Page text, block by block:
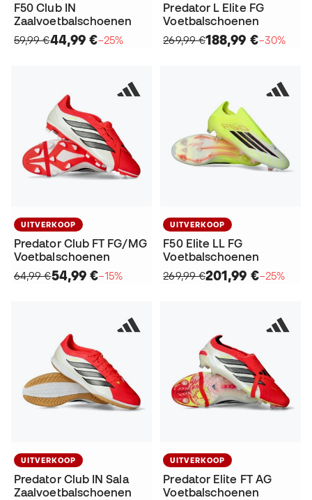
F50 Club IN
Zaalvoetbalschoenen
59,99 €44,99 €−25%
Predator L Elite FG
Voetbalschoenen
269,99 €188,99 €−30%
UITVERKOOP
Predator Club FT FG/MG
Voetbalschoenen
64,99 €54,99 €−15%
UITVERKOOP
F50 Elite LL FG
Voetbalschoenen
269,99 €201,99 €−25%
UITVERKOOP
Predator Club IN Sala
Zaalvoetbalschoenen
UITVERKOOP
Predator Elite FT AG
Voetbalschoenen